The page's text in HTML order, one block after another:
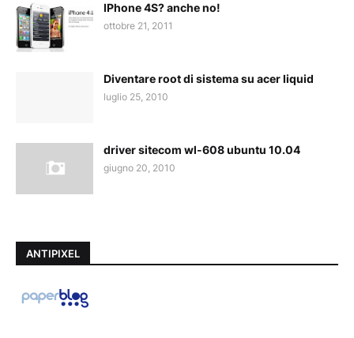
IPhone 4S? anche no!
ottobre 21, 2011
Diventare root di sistema su acer liquid
luglio 25, 2010
driver sitecom wl-608 ubuntu 10.04
giugno 20, 2010
ANTIPIXEL